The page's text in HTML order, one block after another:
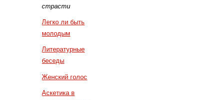
страсти
Легко ли быть
молодым
Литературные
беседы
Женский голос
Аскетика в